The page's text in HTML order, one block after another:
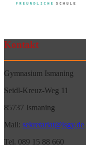
Kontakt
Gymnasium Ismaning
Seidl-Kreuz-Weg 11
85737 Ismaning
Mail: sekretariat@isgy.de
Tel. 089 15 88 660